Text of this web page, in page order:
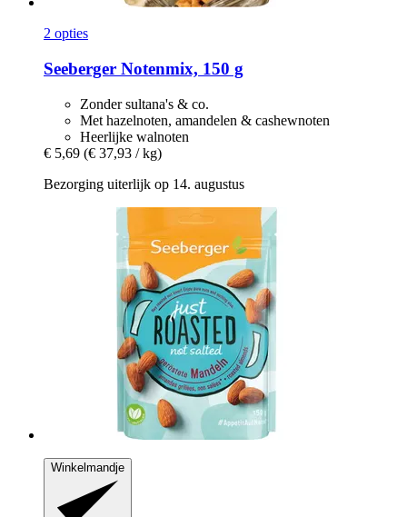
2 opties
Seeberger Notenmix, 150 g
Zonder sultana's & co.
Met hazelnoten, amandelen & cashewnoten
Heerlijke walnoten
€ 5,69 (€ 37,93 / kg)
Bezorging uiterlijk op 14. augustus
Winkelmandje